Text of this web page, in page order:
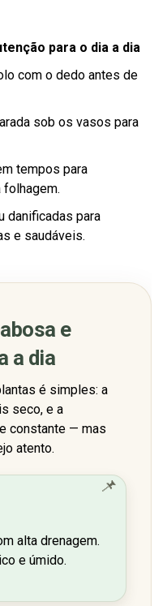
para o dia a dia
com o dedo antes de
sob os vasos para
tempos para
danificadas para
e saudáveis.
e
a dia
é simples: a
seco, e a
constante — mas
atento.
📌
alta drenagem.
e úmido.